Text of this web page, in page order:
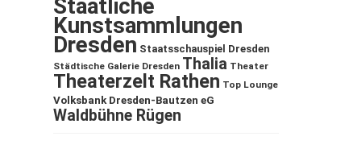
Staatliche
Kunstsammlungen
Dresden Staatsschauspiel Dresden
Städtische Galerie Dresden Thalia Theater
Theaterzelt Rathen Top Lounge
Volksbank Dresden-Bautzen eG
Waldbühne Rügen